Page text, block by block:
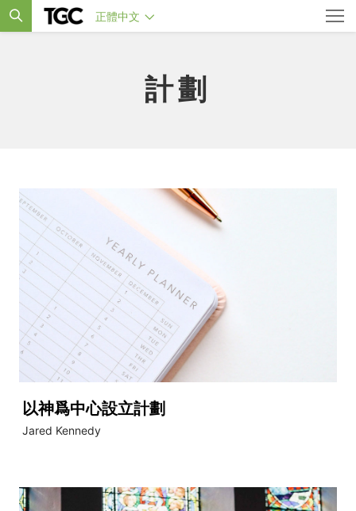
正體中文
計劃
以神爲中心設立計劃
Jared Kennedy